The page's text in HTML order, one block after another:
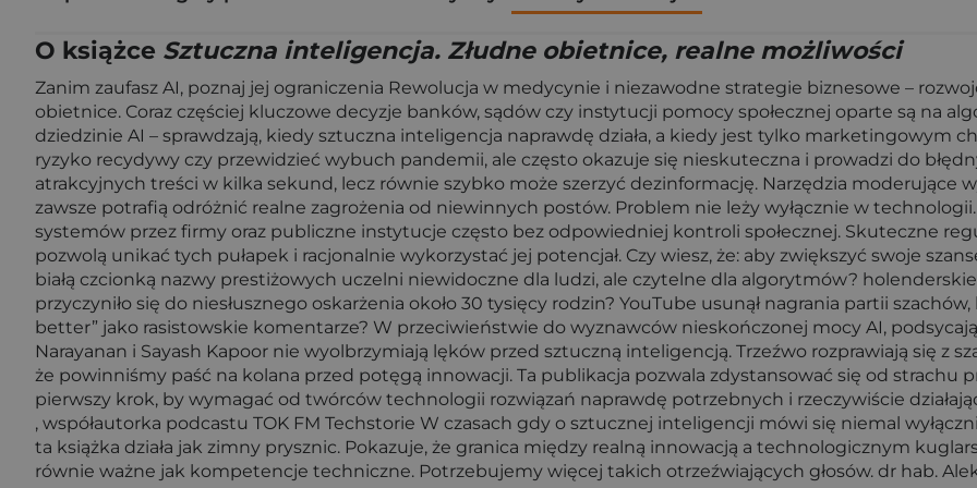
O książce Sztuczna inteligencja. Złudne obietnice, realne możliwości
Zanim zaufasz AI, poznaj jej ograniczenia Rewolucja w medycynie i niezawodne strategie biznesowe –
obietnice. Coraz częściej kluczowe decyzje banków, sądów czy instytucji pomocy społecznej oparte są na
dziedzinie AI – sprawdzają, kiedy sztuczna inteligencja naprawdę działa, a kiedy jest tylko marketingowym
ryzyko recydywy czy przewidzieć wybuch pandemii, ale często okazuje się nieskuteczna i prowadzi do
atrakcyjnych treści w kilka sekund, lecz równie szybko może szerzyć dezinformację. Narzędzia moderujące
zawsze potrafią odróżnić realne zagrożenia od niewinnych postów. Problem nie leży wyłącznie w
systemów przez firmy oraz publiczne instytucje często bez odpowiedniej kontroli społecznej. Skuteczne
pozwolą unikać tych pułapek i racjonalnie wykorzystać jej potencjał. Czy wiesz, że: aby zwiększyć swoje
białą czcionką nazwy prestiżowych uczelni niewidoczne dla ludzi, ale czytelne dla algorytmów?
przyczyniło się do niesłusznego oskarżenia około 30 tysięcy rodzin? YouTube usunął nagrania partii
better” jako rasistowskie komentarze? W przeciwieństwie do wyznawców nieskończonej mocy AI,
Narayanan i Sayash Kapoor nie wyolbrzymiają lęków przed sztuczną inteligencją. Trzeźwo rozprawiają się z
że powinniśmy paść na kolana przed potęgą innowacji. Ta publikacja pozwala zdystansować się od strachu
pierwszy krok, by wymagać od twórców technologii rozwiązań naprawdę potrzebnych i rzeczywiście
, współautorka podcastu TOK FM Techstorie W czasach gdy o sztucznej inteligencji mówi się niemal
ta książka działa jak zimny prysznic. Pokazuje, że granica między realną innowacją a technologicznym
równie ważne jak kompetencje techniczne. Potrzebujemy więcej takich otrzeźwiających głosów. dr hab.